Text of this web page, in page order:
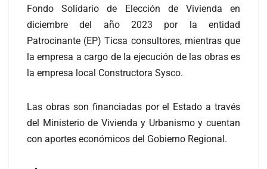
Fondo Solidario de Elección de Vivienda en
diciembre del año 2023 por la entidad
Patrocinante (EP) Ticsa consultores, mientras que
la empresa a cargo de la ejecución de las obras es
la empresa local Constructora Sysco.
Las obras son financiadas por el Estado a través
del Ministerio de Vivienda y Urbanismo y cuentan
con aportes económicos del Gobierno Regional.